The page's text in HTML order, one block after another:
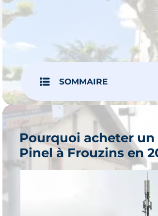
SOMMAIRE
Pourquoi acheter
Pinel à Frouzins en